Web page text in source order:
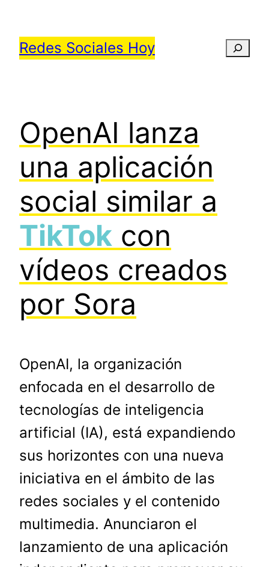
contenido
Redes Sociales Hoy
OpenAI lanza
una aplicación
social similar a
TikTok con
vídeos creados
por Sora
OpenAI, la organización
enfocada en el desarrollo de
tecnologías de inteligencia
artificial (IA), está expandiendo
sus horizontes con una nueva
iniciativa en el ámbito de las
redes sociales y el contenido
multimedia. Anunciaron el
lanzamiento de una aplicación